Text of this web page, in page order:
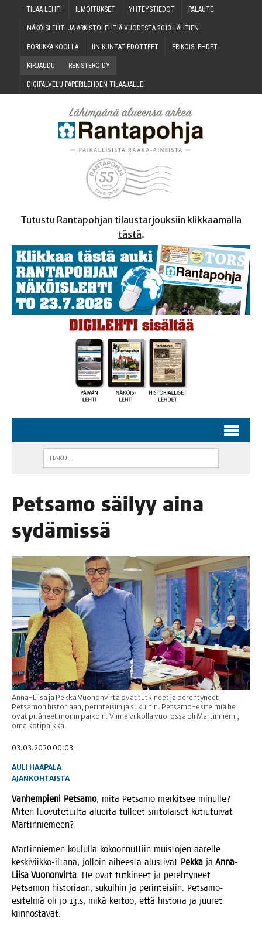
TILAA LEH­TI ILMOI­TUK­SET YHTEYS­TIE­DOT PALAU­TE
NÄKÖIS­LEH­TI JA ARKIS­TO­LEH­TIÄ VUO­DES­TA 2013 LÄHTIEN
PORUK­KA KOOLLA IIN KUN­TA­TIE­DOT­TEET ERI­KOIS­LEH­DET
KIR­JAU­DU REKIS­TE­RÖI­DY
DIGI­PAL­VE­LU PAPE­RI­LEH­DEN TILAAJALLE
Tutustu Rantapohjan tilaustarjouksiin klikkaamalla
tästä.
Pet­sa­mo säi­lyy aina
sydämissä
Anna-Liisa ja Pekka Vuononvirta ovat tutkineet ja perehtyneet
Petsamon historiaan, perinteisiin ja sukuihin. Petsamo-esitelmiä he
ovat pitäneet monin paikoin. Viime viikolla vuorossa oli Martinniemi,
oma kotipaikka.
03.03.2020 00:03
AULI HAAPALA
AJANKOHTAISTA
Van­hem­pie­ni Pet­sa­mo, mitä Pet­sa­mo mer­kit­see minul­le?
Miten luo­vu­te­tuil­ta aluei­ta tul­leet siir­to­lai­set kotiu­tui­vat
Martinniemeen?
Mar­tin­nie­men kou­lul­la kokoon­nut­tiin muis­to­jen äärel­le
kes­ki­viik­ko-ilta­na, jol­loin aihees­ta alus­ti­vat Pek­ka ja Anna-
Lii­sa Vuo­non­vir­ta. He ovat tut­ki­neet ja pereh­ty­neet
Pet­sa­mon his­to­ri­aan, sukui­hin ja perin­tei­siin. Pet­sa­mo-
esi­tel­mä oli jo 13:s, mikä ker­too, että his­to­ria ja juu­ret
kiinnostavat.